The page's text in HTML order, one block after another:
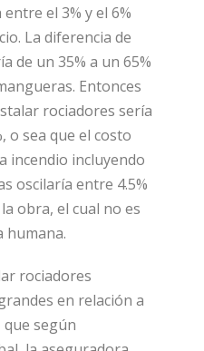
el 3% y el 6%
La diferencia de
de un 35% a un 65%
Entonces
rociadores sería
o sea que el costo
incendio incluyendo
oscilaría entre 4.5%
obra, el cual no es
humana.
rociadores
en relación a
según